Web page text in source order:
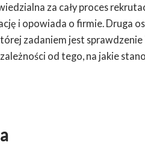
za cały proces
i opowiada o firmie. Druga
zadaniem jest
od tego, na jakie